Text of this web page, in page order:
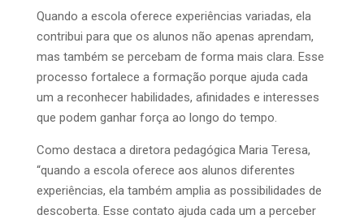
Quando a escola oferece experiências variadas, ela
contribui para que os alunos não apenas aprendam,
mas também se percebam de forma mais clara. Esse
processo fortalece a formação porque ajuda cada
um a reconhecer habilidades, afinidades e interesses
que podem ganhar força ao longo do tempo.
Como destaca a diretora pedagógica Maria Teresa,
“quando a escola oferece aos alunos diferentes
experiências, ela também amplia as possibilidades de
descoberta. Esse contato ajuda cada um a perceber